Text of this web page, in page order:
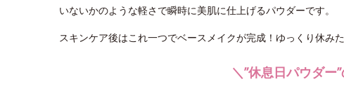
いないかのような軽さで瞬時に美肌に仕上げるパウダーです。
スキンケア後はこれ一つでベースメイクが完成！ゆっくり休み
＼”休息日パウダー